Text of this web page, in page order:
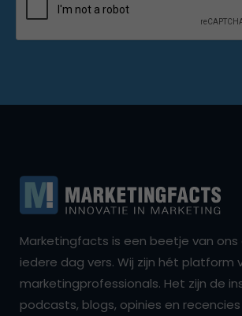
Marketingfacts is een beetje van ons
iedere dag vers. Wij zijn hét platform
marketingprofessionals. Het zijn de
podcasts, blogs, opinies en